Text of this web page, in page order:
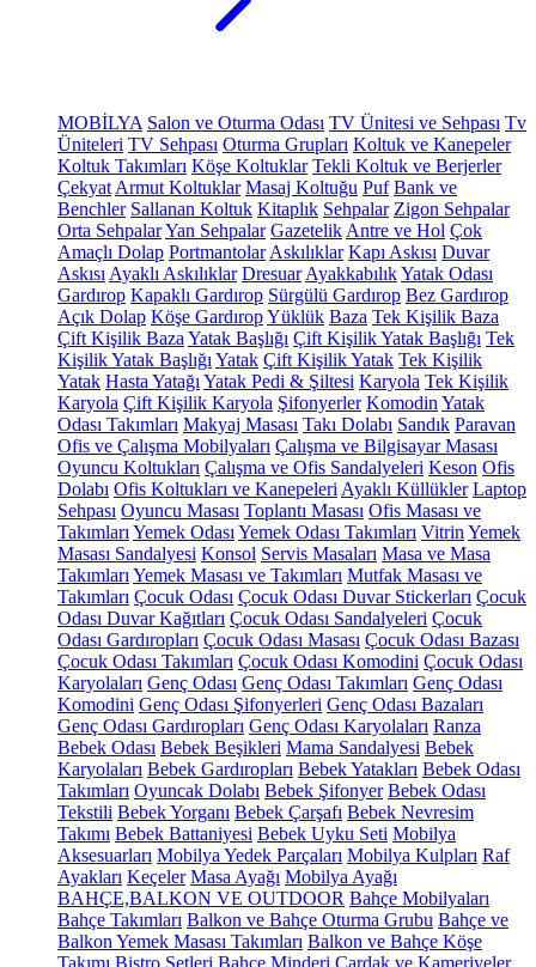
MOBİLYA Salon ve Oturma Odası TV Ünitesi ve Sehpası Tv
Üniteleri TV Sehpası Oturma Grupları Koltuk ve Kanepeler
Koltuk Takımları Köşe Koltuklar Tekli Koltuk ve Berjerler
Çekyat Armut Koltuklar Masaj Koltuğu Puf Bank ve
Benchler Sallanan Koltuk Kitaplık Sehpalar Zigon Sehpalar
Orta SehpalarYan Sehpalar Gazetelik Antre ve Hol Çok
Amaçlı Dolap Portmantolar Askılıklar Kapı Askısı Duvar
Askısı Ayaklı Askılıklar Dresuar AyakkabılıkYatak Odası
Gardırop Kapaklı Gardırop Sürgülü Gardırop Bez Gardırop
Açık Dolap Köşe GardıropYüklük Baza Tek Kişilik Baza
Çift Kişilik Baza Yatak Başlığı Çift Kişilik Yatak Başlığı Tek
Kişilik Yatak Başlığı Yatak Çift Kişilik Yatak Tek Kişilik
Yatak Hasta Yatağı Yatak Pedi & Şiltesi Karyola Tek Kişilik
Karyola Çift Kişilik Karyola Şifonyerler Komodin Yatak
Odası Takımları Makyaj Masası Takı Dolabı Sandık Paravan
Ofis ve Çalışma Mobilyaları Çalışma ve Bilgisayar Masası
Oyuncu Koltukları Çalışma ve Ofis Sandalyeleri Keson Ofis
Dolabı Ofis Koltukları ve Kanepeleri Ayaklı Küllükler Laptop
Sehpası Oyuncu Masası Toplantı Masası Ofis Masası ve
Takımları Yemek Odası Yemek Odası Takımları Vitrin Yemek
Masası Sandalyesi Konsol Servis Masaları Masa ve Masa
Takımları Yemek Masası ve Takımları Mutfak Masası ve
Takımları Çocuk Odası Çocuk Odası Duvar Stickerları Çocuk
Odası Duvar Kağıtları Çocuk Odası Sandalyeleri Çocuk
Odası Gardıropları Çocuk Odası Masası Çocuk Odası Bazası
Çocuk Odası Takımları Çocuk Odası Komodini Çocuk Odası
Karyolaları Genç Odası Genç Odası Takımları Genç Odası
Komodini Genç Odası Şifonyerleri Genç Odası Bazaları
Genç Odası Gardıropları Genç Odası Karyolaları Ranza
Bebek Odası Bebek Beşikleri Mama Sandalyesi Bebek
Karyolaları Bebek Gardıropları Bebek Yatakları Bebek Odası
Takımları Oyuncak Dolabı Bebek Şifonyer Bebek Odası
Tekstili Bebek Yorganı Bebek Çarşafı Bebek Nevresim
Takımı Bebek Battaniyesi Bebek Uyku Seti Mobilya
Aksesuarları Mobilya Yedek Parçaları Mobilya Kulpları Raf
Ayakları Keçeler Masa Ayağı Mobilya Ayağı
BAHÇE,BALKON VE OUTDOOR Bahçe Mobilyaları
Bahçe Takımları Balkon ve Bahçe Oturma Grubu Bahçe ve
Balkon Yemek Masası Takımları Balkon ve Bahçe Köşe
Takımı Bistro Setleri Bahçe Minderi Çardak ve Kameriyeler